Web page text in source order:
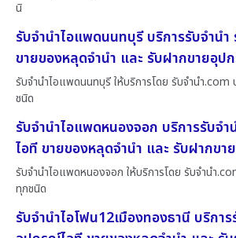
นิ
รับจำนำไอแพดนนทบุรี บริการรับจำน
ขายของหลุดจำนำ และ รับฝากขายอุป
รับจำนำไอแพดนนทบุรี ให้บริการโดย รับจํานํา.com
ชนิด
รับจำนำไอแพดหนองจอก บริการรับจ
ไอที ขายของหลุดจำนำ และ รับฝากข
รับจำนำไอแพดหนองจอก ให้บริการโดย รับจํานํา
ทุกชนิด
รับจำนำไอโฟน12เมืองทองธานี บริกา